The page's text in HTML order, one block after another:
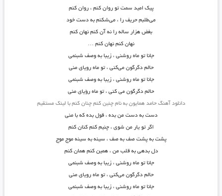
پیک امید سمت تو روان کنم ، روان کنم
می‌طلبم حریف را ، می‌شکنم به دست خود
بغض هزار ساله را نه آن کنم نهان کنم
نهان کنم نهان کنم …
جانا تو ماه روشنی ، زیبا به وصف شبنمی
حالم دگرگون می‌کنی ، تو ماه رویای منی
جانا تو ماه روشنی ، زیبا به وصف شبنمی
حالم دگرگون می کنی ، تو ماه رؤیای منی
دانلود آهنگ حامد همایون به نام چنین کنم چنان کنم با لینک مستقیم
دست به دست من بده ، قول بده که با منی
اگر تو یار من شوی ، چنیم کنم کنان کنم
پشت به پشت صف به صف ، سینه به سینه موج موج
دل بدهی به قلب من ، همین کنم همان کنم
جانا تو ماه روشنی ، زیبا به وصف شبنمی
حالم دگرگون می‌کنی ، تو ماه رویای منی
جانا تو ماه روشنی ، زیبا به وصف شبنمی